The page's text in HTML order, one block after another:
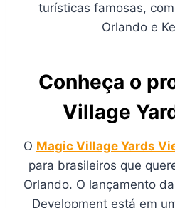
turísticas famosas,
Orlando e
Conheça o
Village
O Magic Village Yards
para brasileiros que
Orlando. O lançamento
Development está em